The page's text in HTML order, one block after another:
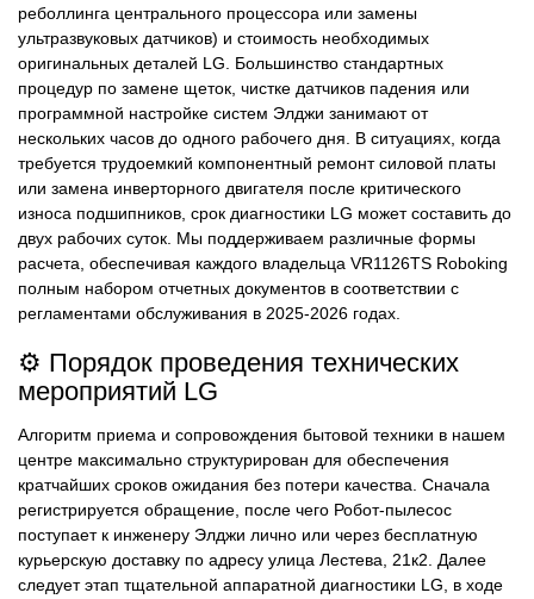
реболлинга центрального процессора или замены
ультразвуковых датчиков) и стоимость необходимых
оригинальных деталей LG. Большинство стандартных
процедур по замене щеток, чистке датчиков падения или
программной настройке систем Элджи занимают от
нескольких часов до одного рабочего дня. В ситуациях, когда
требуется трудоемкий компонентный ремонт силовой платы
или замена инверторного двигателя после критического
износа подшипников, срок диагностики LG может составить до
двух рабочих суток. Мы поддерживаем различные формы
расчета, обеспечивая каждого владельца VR1126TS Roboking
полным набором отчетных документов в соответствии с
регламентами обслуживания в 2025-2026 годах.
⚙️ Порядок проведения технических
мероприятий LG
Алгоритм приема и сопровождения бытовой техники в нашем
центре максимально структурирован для обеспечения
кратчайших сроков ожидания без потери качества. Сначала
регистрируется обращение, после чего Робот-пылесос
поступает к инженеру Элджи лично или через бесплатную
курьерскую доставку по адресу улица Лестева, 21к2. Далее
следует этап тщательной аппаратной диагностики LG, в ходе